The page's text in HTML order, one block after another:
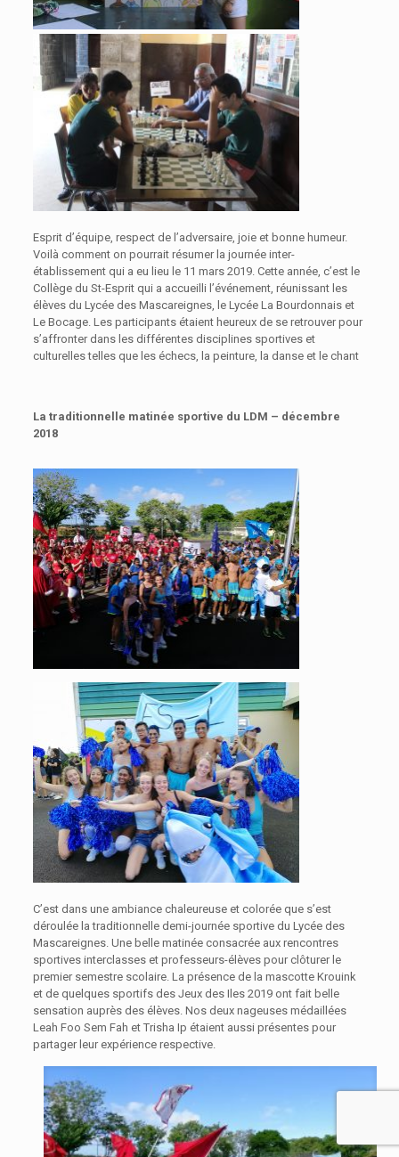
Esprit d’équipe, respect de l’adversaire, joie et bonne humeur.
Voilà comment on pourrait résumer la journée inter-
établissement qui a eu lieu le 11 mars 2019. Cette année, c’est le
Collège du St-Esprit qui a accueilli l’événement, réunissant les
élèves du Lycée des Mascareignes, le Lycée La Bourdonnais et
Le Bocage. Les participants étaient heureux de se retrouver pour
s’affronter dans les différentes disciplines sportives et
culturelles telles que les échecs, la peinture, la danse et le chant
La traditionnelle matinée sportive du LDM – décembre
2018
C’est dans une ambiance chaleureuse et colorée que s’est
déroulée la traditionnelle demi-journée sportive du Lycée des
Mascareignes. Une belle matinée consacrée aux rencontres
sportives interclasses et professeurs-élèves pour clôturer le
premier semestre scolaire. La présence de la mascotte Krouink
et de quelques sportifs des Jeux des Iles 2019 ont fait belle
sensation auprès des élèves. Nos deux nageuses médaillées
Leah Foo Sem Fah et Trisha Ip étaient aussi présentes pour
partager leur expérience respective.